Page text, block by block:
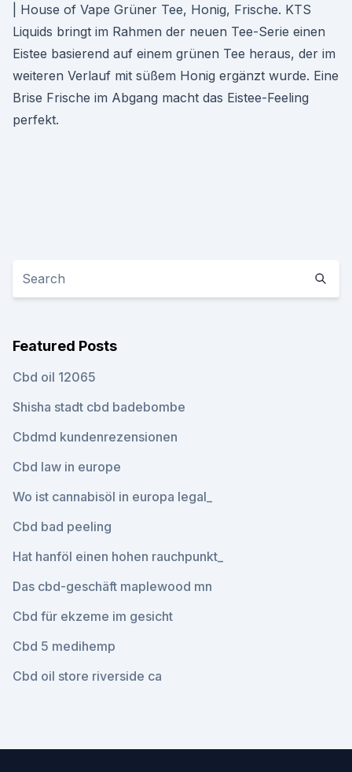
| House of Vape Grüner Tee, Honig, Frische. KTS
Liquids bringt im Rahmen der neuen Tee-Serie einen
Eistee basierend auf einem grünen Tee heraus, der im
weiteren Verlauf mit süßem Honig ergänzt wurde. Eine
Brise Frische im Abgang macht das Eistee-Feeling
perfekt.
Featured Posts
Cbd oil 12065
Shisha stadt cbd badebombe
Cbdmd kundenrezensionen
Cbd law in europe
Wo ist cannabisöl in europa legal_
Cbd bad peeling
Hat hanföl einen hohen rauchpunkt_
Das cbd-geschäft maplewood mn
Cbd für ekzeme im gesicht
Cbd 5 medihemp
Cbd oil store riverside ca